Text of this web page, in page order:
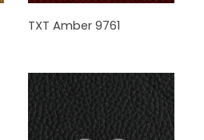
TXT Amber 9761